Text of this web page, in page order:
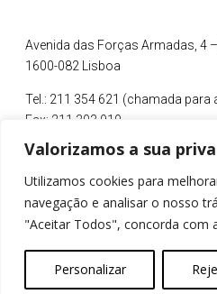
Valorizamos a sua
Utilizamos cookies para
navegação e analisar o nosso
"Aceitar Todos", concorda com
Personalizar
Avenida das Forças Armadas, 4
1600-082 Lisboa
Tel.: 211 354 621 (chamada para
Fax: 211 303 910
Email:geral@kausa.pt
Siga-nos no LinkedIn.
© 2023, todos os direitos reservados |Política
de Privacidade